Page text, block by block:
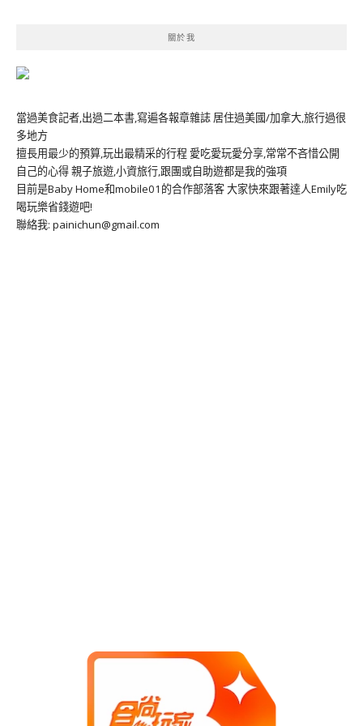
關於我
當過美食記者,出過二本書,寫遍各報章雜誌 居住過美國/加拿大,旅行過很
多地方
擅長用最少的預算,玩出最精采的行程 愛吃愛玩愛分享,常常不吝惜公開
自己的心得 親子旅遊,小資旅行,跟團或自助遊都是我的強項
目前是Baby Home和mobile01的合作部落客 大家快來跟著達人Emily吃
喝玩樂省錢遊吧!
聯絡我: painichun@gmail.com